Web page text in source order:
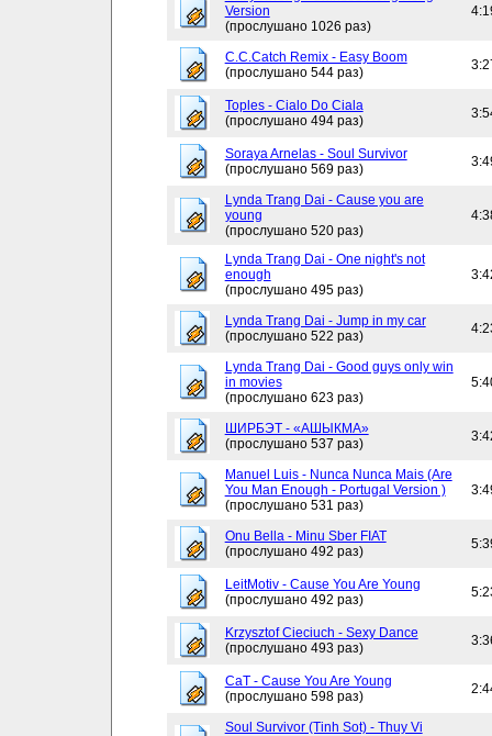
Version
(прослушано 1026 раз)
C.C.Catch Remix - Easy Boom
(прослушано 544 раз)
Toples - Cialo Do Ciala
(прослушано 494 раз)
Soraya Arnelas - Soul Survivor
(прослушано 569 раз)
Lynda Trang Dai - Cause you are
young
(прослушано 520 раз)
Lynda Trang Dai - One night's not
enough
(прослушано 495 раз)
Lynda Trang Dai - Jump in my car
(прослушано 522 раз)
Lynda Trang Dai - Good guys only win
in movies
(прослушано 623 раз)
ШИРБЭТ - «АШЫКМА»
(прослушано 537 раз)
Manuel Luis - Nunca Nunca Mais (Are
You Man Enough - Portugal Version )
(прослушано 531 раз)
Onu Bella - Minu Sber FIAT
(прослушано 492 раз)
LeitMotiv - Cause You Are Young
(прослушано 492 раз)
Krzysztof Cieciuch - Sexy Dance
(прослушано 493 раз)
CaT - Cause You Are Young
(прослушано 598 раз)
Soul Survivor (Tinh Sot) - Thuy Vi